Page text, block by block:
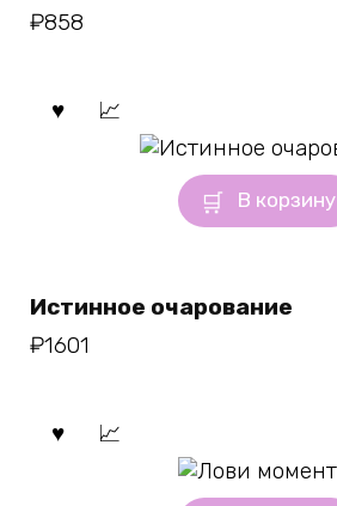
₽858
В корзину
Истинное очарование
₽1601